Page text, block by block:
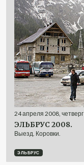
24апреля 2008, четверг
ЭЛЬБРУС 2008.
Выезд. Коровки.
ЭЛЬБРУС